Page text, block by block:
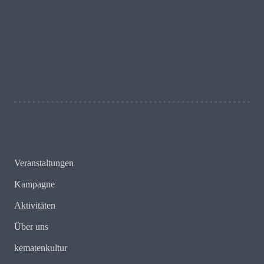
Veranstaltungen
Kampagne
Aktivitäten
Über uns
kematenkultur